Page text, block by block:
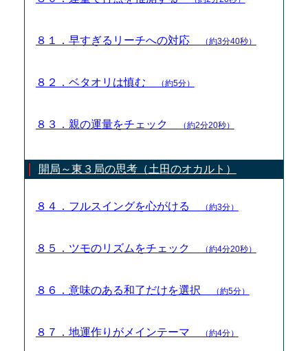
８１．早すぎるリーチへの対応 （約3分40秒）
８２．ベタオリは慎む （約5分）
８３．親の運量をチェック （約2分20秒）
開局～東３局の思考（土田のオカルト）
８４．フルスイングを心がける （約3分）
８５．ツモのリズムをチェック （約4分20秒）
８６．意味のある和了だけを選択 （約5分）
８７．地運作りがメインテーマ （約4分）